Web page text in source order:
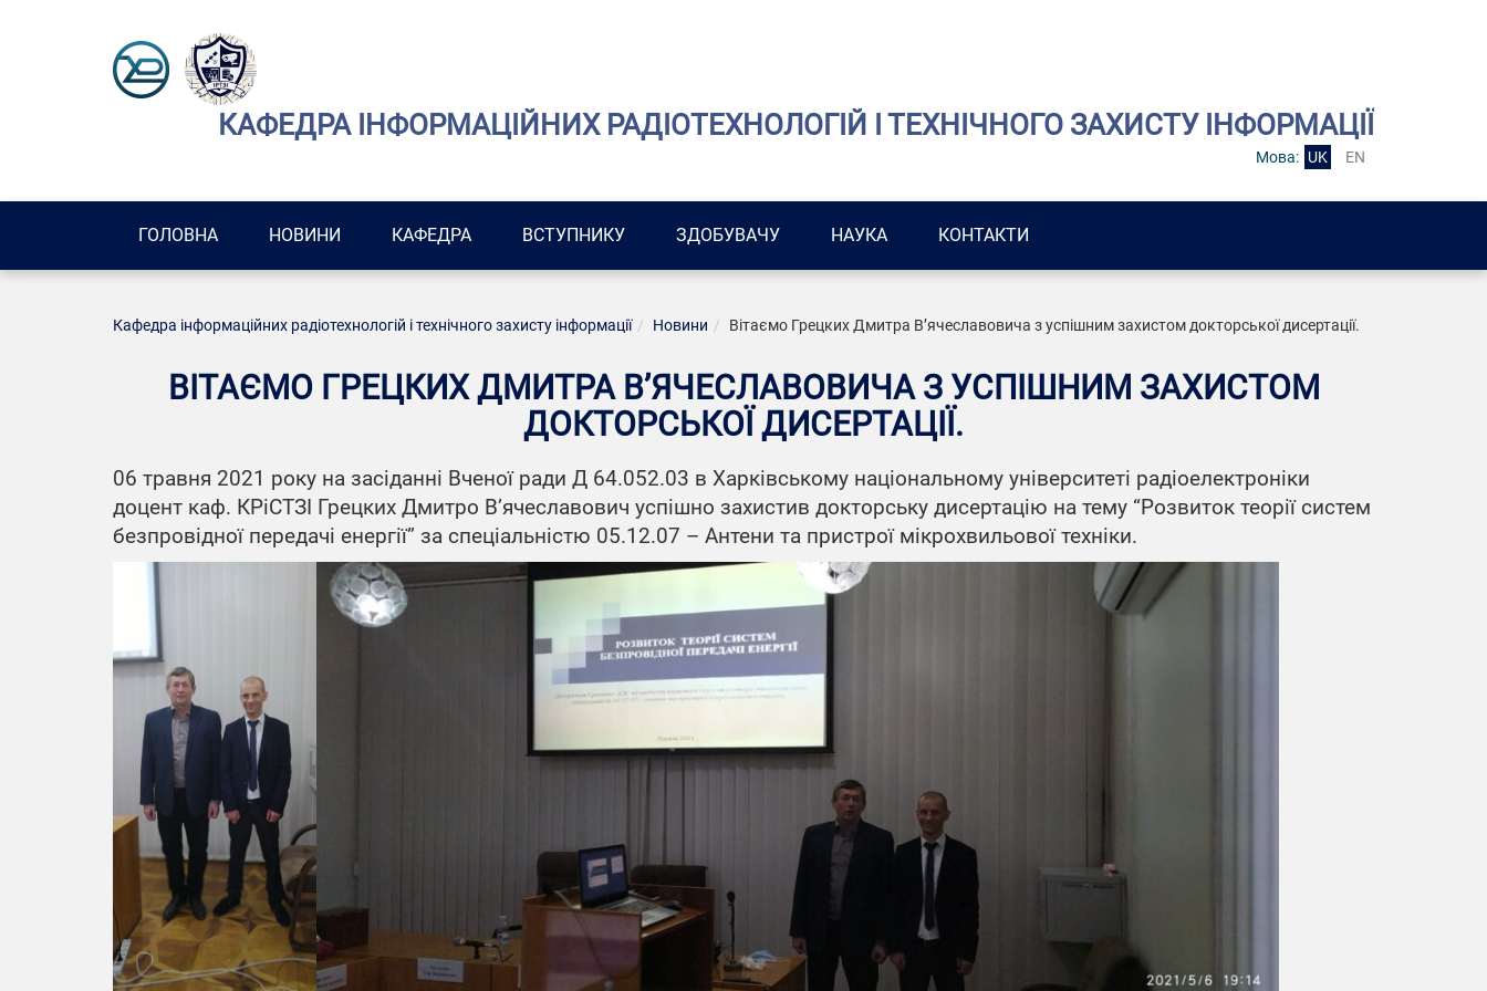
КАФЕДРА ІНФОРМАЦІЙНИХ РАДІОТЕХНОЛОГІЙ І ТЕХНІЧНОГО ЗАХИСТУ ІНФОРМАЦІЇ
Мова: UK EN
ГОЛОВНА НОВИНИ КАФЕДРА ВСТУПНИКУ ЗДОБУВАЧУ НАУКА КОНТАКТИ
Кафедра інформаційних радіотехнологій і технічного захисту інформації Новини Вітаємо Грецких Дмитра В’ячеславовича з успішним захистом докторської дисертації.
ВІТАЄМО ГРЕЦКИХ ДМИТРА В’ЯЧЕСЛАВОВИЧА З УСПІШНИМ ЗАХИСТОМ
ДОКТОРСЬКОЇ ДИСЕРТАЦІЇ.
06 травня 2021 року на засіданні Вченої ради Д 64.052.03 в Харківському національному університеті радіоелектроніки
доцент каф. КРіСТЗІ Грецких Дмитро В’ячеславович успішно захистив докторську дисертацію на тему “Розвиток теорії систем
безпровідної передачі енергії” за спеціальністю 05.12.07 – Антени та пристрої мікрохвильової техніки.